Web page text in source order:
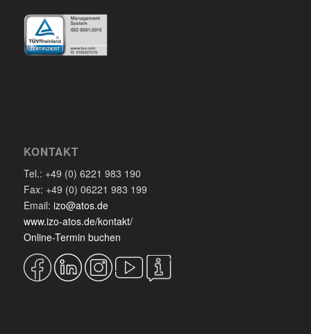
KONTAKT
Tel.: +49 (0) 6221 983 190
Fax: +49 (0) 06221 983 199
Email: izo@atos.de
www.izo-atos.de/kontakt/
Online-Termin buchen